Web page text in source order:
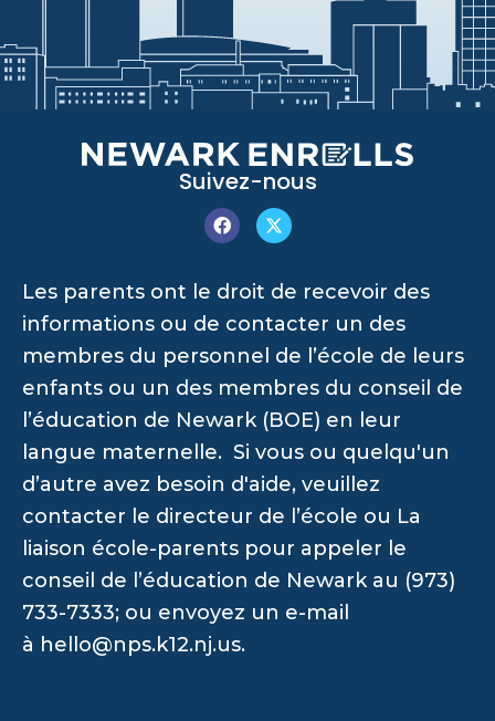
Suivez-nous
Les parents ont le droit de recevoir des
informations ou de contacter un des
membres du personnel de l’école de leurs
enfants ou un des membres du conseil de
l’éducation de Newark (BOE) en leur
langue maternelle. Si vous ou quelqu'un
d’autre avez besoin d'aide, veuillez
contacter le directeur de l’école ou La
liaison école-parents pour appeler le
conseil de l’éducation de Newark au (973)
733-7333; ou envoyez un e-mail
à hello@nps.k12.nj.us.